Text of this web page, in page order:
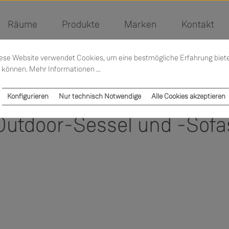
Räume Produkte Marken Kontakt
Sessel und -
Website verwendet Cookies, um eine bestmögliche Erfahrung
können. Mehr Informationen ...
Nur technisch Notwendige
Konfigurieren Alle Cookies akzeptieren